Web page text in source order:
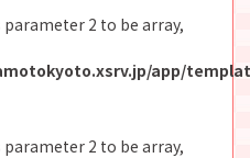
parameter 2 to be array,
app/
parameter 2 to be array,